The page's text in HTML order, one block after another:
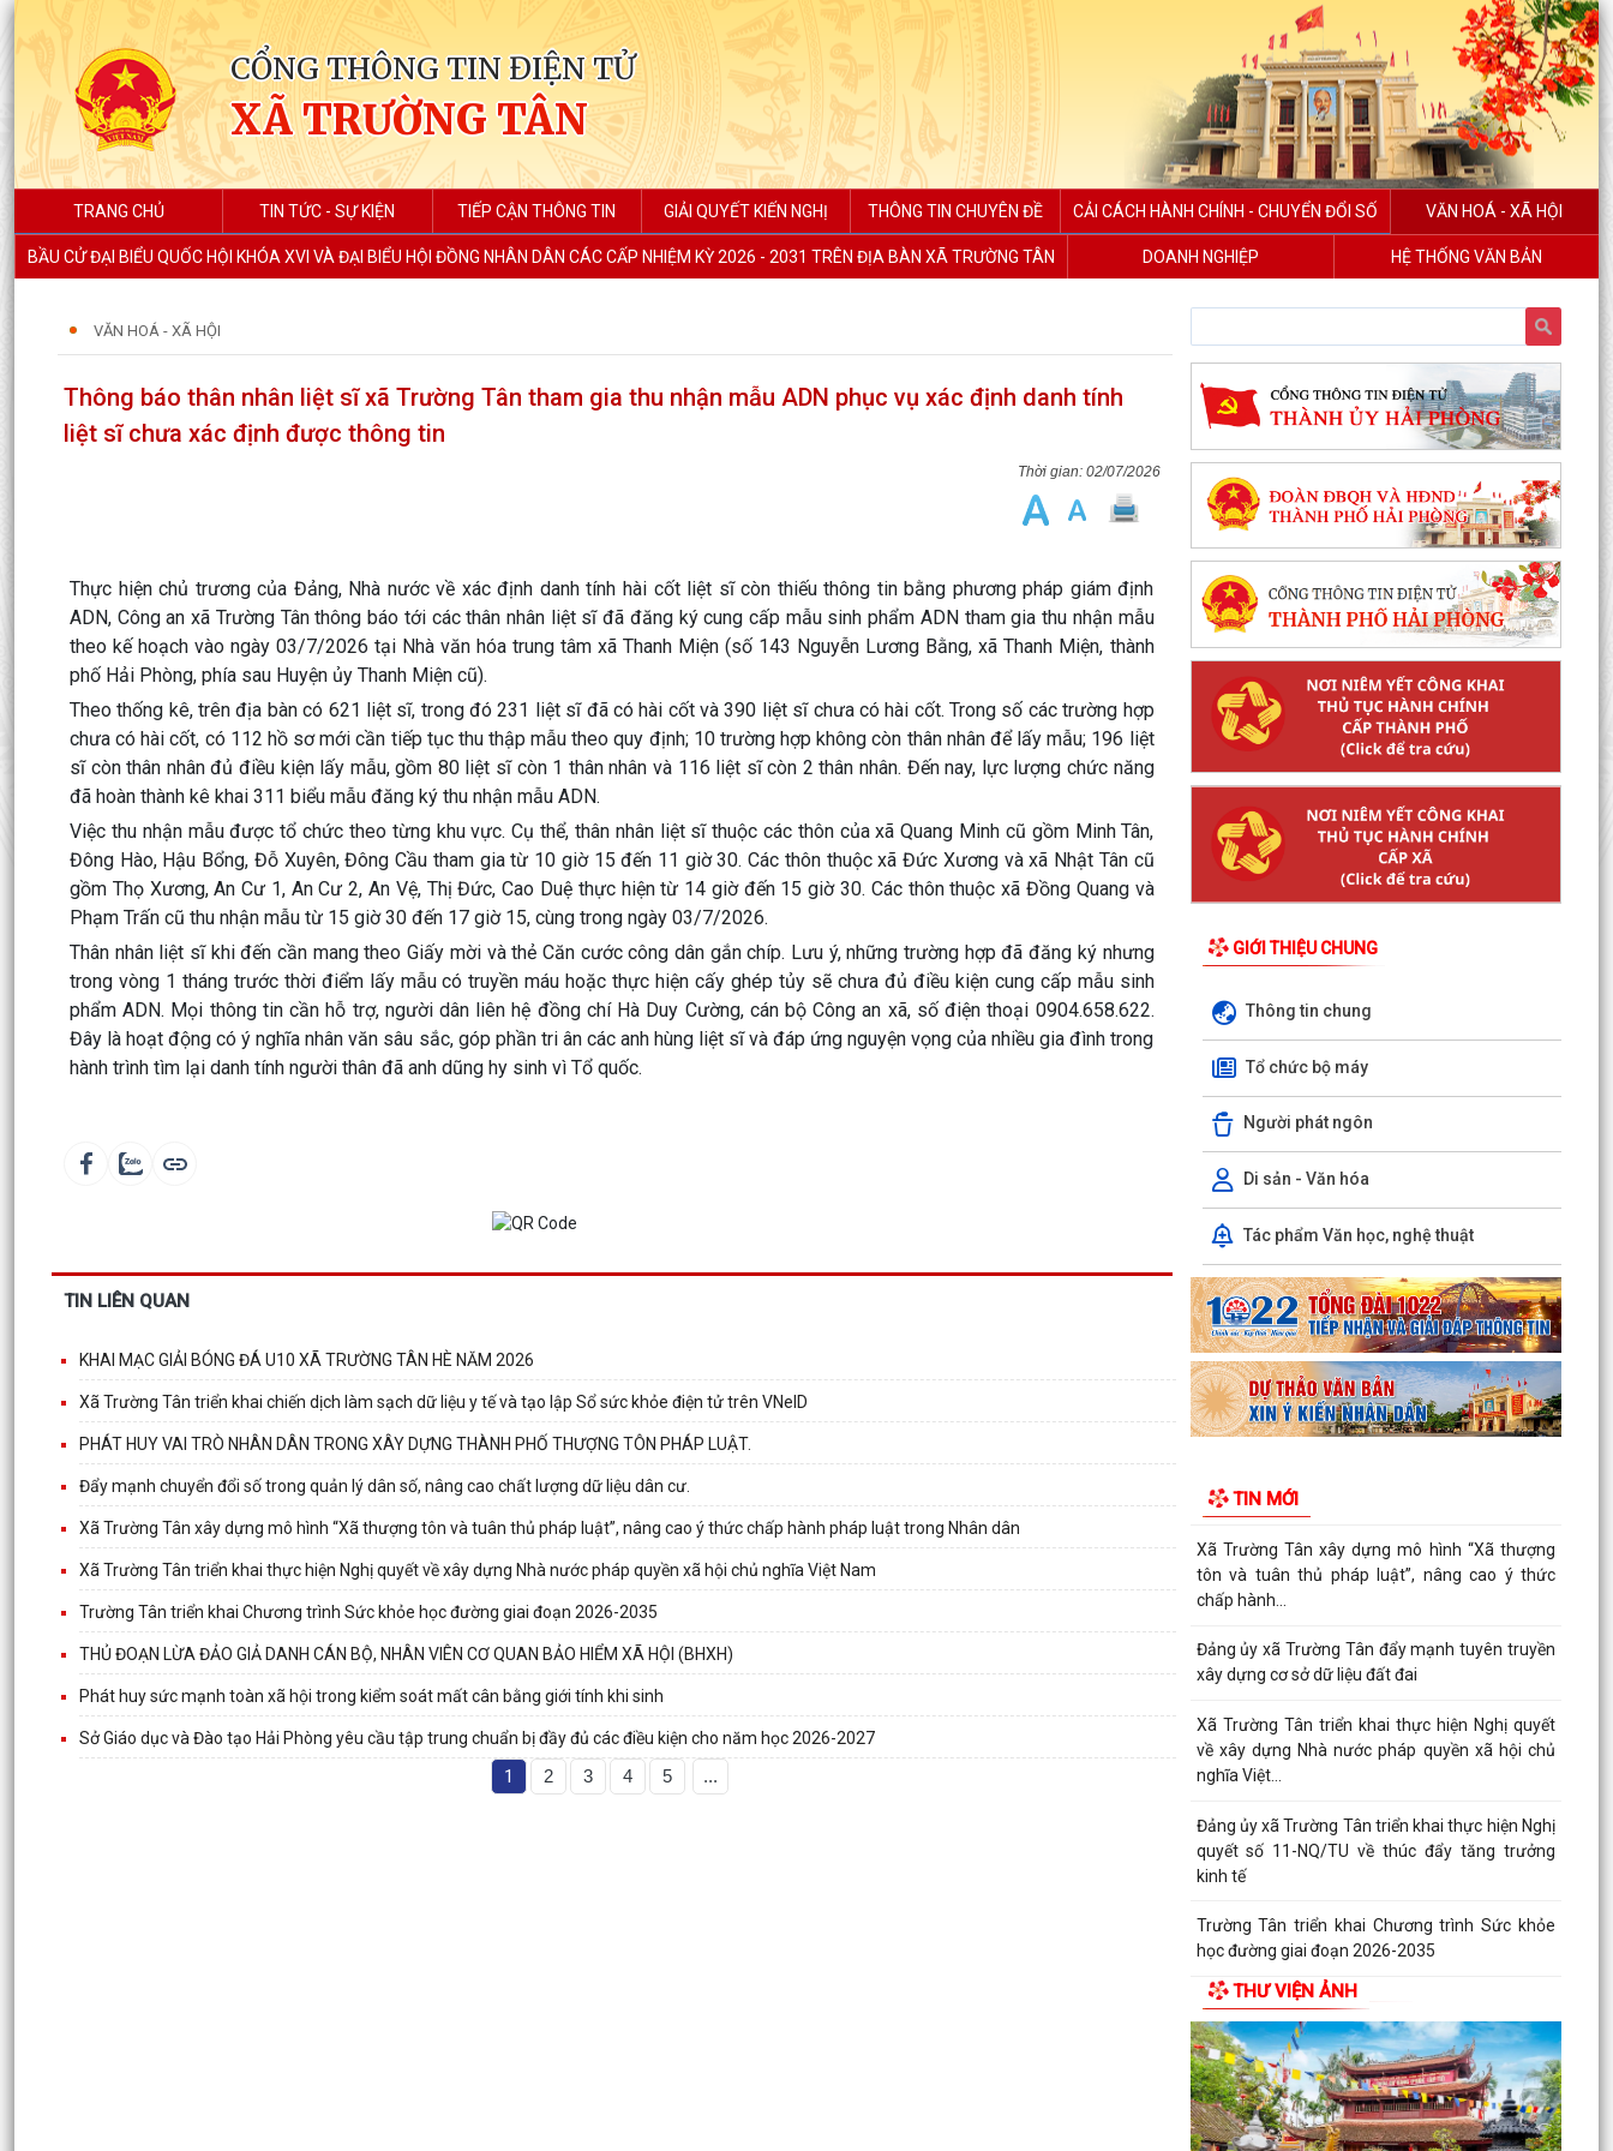
CỔNG THÔNG TIN ĐIỆN TỬ
XÃ TRƯỜNG TÂN
TRANG CHỦ TIN TỨC - SỰ KIỆN TIẾP CẬN THÔNG TIN GIẢI QUYẾT KIẾN NGHỊ THÔNG TIN CHUYÊN ĐỀ CẢI CÁCH HÀNH CHÍNH - CHUYỂN ĐỔI SỐ VĂN HOÁ - XÃ HỘI
BẦU CỬ ĐẠI BIỂU QUỐC HỘI KHÓA XVI VÀ ĐẠI BIỂU HỘI ĐỒNG NHÂN DÂN CÁC CẤP NHIỆM KỲ 2026 - 2031 TRÊN ĐỊA BÀN XÃ TRƯỜNG TÂN DOANH NGHIỆP HỆ THỐNG VĂN BẢN
VĂN HOÁ - XÃ HỘI
Thông báo thân nhân liệt sĩ xã Trường Tân tham gia thu nhận mẫu ADN phục vụ xác định danh tính
liệt sĩ chưa xác định được thông tin
02/07/2026
Thực hiện chủ trương của Đảng, Nhà nước về xác định danh tính hài cốt liệt sĩ còn thiếu thông tin bằng phương pháp giám định
ADN, Công an xã Trường Tân thông báo tới các thân nhân liệt sĩ đã đăng ký cung cấp mẫu sinh phẩm ADN tham gia thu nhận mẫu
theo kế hoạch vào ngày03/7/2026 tại Nhà văn hóa trung tâm xã Thanh Miện (số 143 Nguyễn Lương Bằng, xã Thanh Miện, thành
phố Hải Phòng, phía sau Huyện ủy Thanh Miện cũ).
Theo thống kê, trên địa bàn có 621 liệt sĩ, trong đó231 liệt sĩ đã có hài cốtvà390 liệt sĩ chưa có hài cốt. Trong số các trường hợp
chưa có hài cốt, có 112 hồ sơ mới cần tiếp tục thu thập mẫu theo quy định; 10 trường hợp không còn thân nhân để lấy mẫu; 196 liệt
sĩ còn thân nhân đủ điều kiện lấy mẫu, gồm 80 liệt sĩ còn 1 thân nhân và 116 liệt sĩ còn 2 thân nhân. Đến nay, lực lượng chức năng
đã hoàn thành kê khai 311 biểu mẫu đăng ký thu nhận mẫu ADN.
Việc thu nhận mẫu được tổ chức theo từng khu vực. Cụ thể, thân nhân liệt sĩ thuộc các thôn của xã Quang Minh cũ gồm Minh Tân,
Đông Hào, Hậu Bổng, Đỗ Xuyên, Đông Cầu tham gia từ 10 giờ 15 đến 11 giờ 30. Các thôn thuộc xã Đức Xương và xã Nhật Tân cũ
gồm Thọ Xương, An Cư 1, An Cư 2, An Vệ, Thị Đức, Cao Duệ thực hiện từ 14 giờ đến 15 giờ 30. Các thôn thuộc xã Đồng Quang và
Phạm Trấn cũ thu nhận mẫu từ 15 giờ 30 đến 17 giờ 15, cùng trong ngày 03/7/2026.
Thân nhân liệt sĩ khi đến cần mang theoGiấy mờivàthẻ Căn cước công dân gắn chíp. Lưu ý, những trường hợp đã đăng ký nhưng
trong vòng 1 thángtrước thời điểm lấy mẫu có truyền máu hoặc thực hiện cấy ghép tủy sẽ chưa đủ điều kiệncung cấp mẫu sinh
phẩm ADN. Mọi thông tin cần hỗ trợ, người dân liên hệ đồng chí Hà Duy Cường, cán bộ Công an xã, số điện thoại 0904.658.622.
Đây là hoạt động có ý nghĩa nhân văn sâu sắc, góp phần tri ân các anh hùng liệt sĩ và đáp ứng nguyện vọng của nhiều gia đình trong
hành trình tìm lại danh tính người thân đã anh dũng hy sinh vì Tổ quốc.
TIN LIÊN QUAN
KHAI MẠC GIẢI BÓNG ĐÁ U10 XÃ TRƯỜNG TÂN HÈ NĂM 2026
Xã Trường Tân triển khai chiến dịch làm sạch dữ liệu y tế và tạo lập Sổ sức khỏe điện tử trên VNeID
PHÁT HUY VAI TRÒ NHÂN DÂN TRONG XÂY DỰNG THÀNH PHỐ THƯỢNG TÔN PHÁP LUẬT.
Đẩy mạnh chuyển đổi số trong quản lý dân số, nâng cao chất lượng dữ liệu dân cư.
Xã Trường Tân xây dựng mô hình “Xã thượng tôn và tuân thủ pháp luật”, nâng cao ý thức chấp hành pháp luật trong Nhân dân
Xã Trường Tân triển khai thực hiện Nghị quyết về xây dựng Nhà nước pháp quyền xã hội chủ nghĩa Việt Nam
Trường Tân triển khai Chương trình Sức khỏe học đường giai đoạn 2026-2035
THỦ ĐOẠN LỪA ĐẢO GIẢ DANH CÁN BỘ, NHÂN VIÊN CƠ QUAN BẢO HIỂM XÃ HỘI (BHXH)
Phát huy sức mạnh toàn xã hội trong kiểm soát mất cân bằng giới tính khi sinh
Sở Giáo dục và Đào tạo Hải Phòng yêu cầu tập trung chuẩn bị đầy đủ các điều kiện cho năm học 2026-2027
1 2 3 4 5 ...
GIỚI THIỆU CHUNG
Thông tin chung
Tổ chức bộ máy
Người phát ngôn
Di sản - Văn hóa
Tác phẩm Văn học, nghệ thuật
TIN MỚI
KHAI MẠC GIẢI BÓNG ĐÁ U10 XÃ TRƯỜNG TÂN
HÈ NĂM 2026
Xã Trường Tân triển khai chiến dịch làm sạch dữ
liệu y tế và tạo lập Sổ sức khỏe điện tử trên
VNeID
Kỷ niệm 96 năm Ngày truyền thống ngành
Tuyên giáo của Đảng (01/8/1930 - 01/8/2026)
Tiếp nối truyền...
PHÁT HUY VAI TRÒ NHÂN DÂN TRONG XÂY
DỰNG THÀNH PHỐ THƯỢNG TÔN PHÁP LUẬT.
nâng cao chất lượng dữ liệu dân cư.
Xã Trường Tân xây dựng mô hình “Xã thượng
tôn và tuân thủ pháp luật”, nâng cao ý thức
chấp hành...
Đảng ủy xã Trường Tân đẩy mạnh tuyên truyền
xây dựng cơ sở dữ liệu đất đai
Xã Trường Tân triển khai thực hiện Nghị quyết
về xây dựng Nhà nước pháp quyền xã hội chủ
nghĩa Việt...
Đảng ủy xã Trường Tân triển khai thực hiện Nghị
quyết số 11-NQ/TU về thúc đẩy tăng trưởng
kinh tế
Trường Tân triển khai Chương trình Sức khỏe
học đường giai đoạn 2026-2035
THỦ ĐOẠN LỪA ĐẢO GIẢ DANH CÁN BỘ, NHÂN
VIÊN CƠ QUAN BẢO HIỂM XÃ HỘI (BHXH)
Xã Trường Tân tăng cường phân loại chất thải
rắn sinh hoạt tại nguồn, thúc đẩy chuyển đổi
xanh
THƯ VIỆN ẢNH